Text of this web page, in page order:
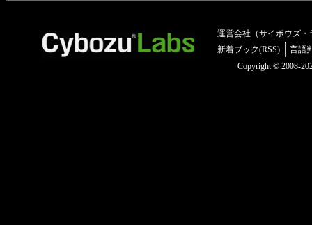
運営会社（サイボウズ・
新着ブック(RSS)
言語
Copyright © 2008-